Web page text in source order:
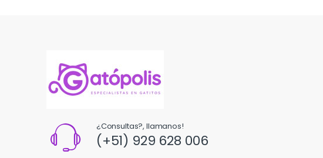
¿Consultas?, llamanos!
(+51) 929 628 006